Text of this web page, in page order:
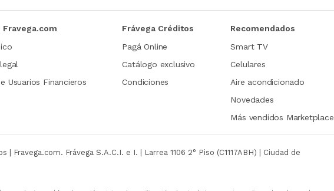
Fravega.com
Usuarios Financieros
Frávega Créditos
Pagá Online
Catálogo exclusivo
Condiciones
Recomendados
Smart TV
Celulares
Aire acondicionado
Novedades
Más vendidos Marketplace
| Fravega.com. Frávega S.A.C.I. e I. | Larrea 1106 2° Piso (C1117ABH) | Ciudad de